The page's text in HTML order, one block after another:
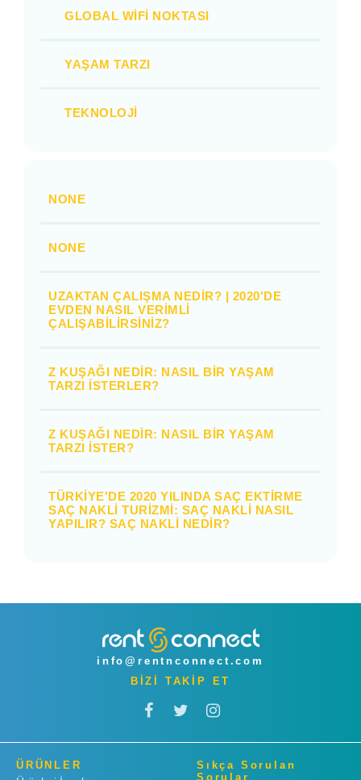
GLOBAL WIFI NOKTASI
YAŞAM TARZI
TEKNOLOJI
NONE
NONE
UZAKTAN ÇALIŞMA NEDIR? | 2020'DE
EVDEN NASIL VERIMLI
ÇALIŞABILIRSINIZ?
Z KUŞAĞI NEDIR: NASIL BIR YAŞAM
TARZI İSTERLER?
Z KUŞAĞI NEDIR: NASIL BIR YAŞAM
TARZI İSTER?
TÜRKIYE'DE 2020 YILINDA SAÇ EKTIRME
SAÇ NAKLI TURIZMI: SAÇ NAKLI NASIL
YAPILIR? SAÇ NAKLI NEDIR?
info@rentnconnect.com
BİZİ TAKİP ET
ÜRÜNLER
Sıkça Sorulan
Sorular